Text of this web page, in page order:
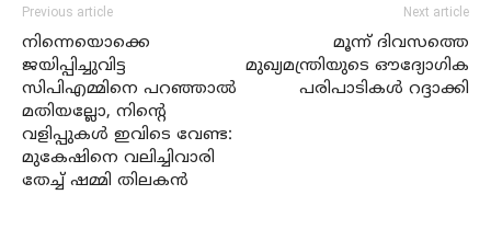
Previous article
നിന്നെയൊക്കെ
ജയിപ്പിച്ചുവിട്ട
സിപിഎമ്മിനെ പറഞ്ഞാല്‍
മതിയല്ലോ, നിന്റെ
വളിപ്പുകള്‍ ഇവിടെ വേണ്ട:
മുകേഷിനെ വലിച്ചിവാരി
തേച്ച് ഷമ്മി തിലകന്‍
Next article
മൂന്ന് ദിവസത്തെ
മുഖ്യമന്ത്രിയുടെ ഔദ്യോഗിക
പരിപാടികള്‍ റദ്ദാക്കി